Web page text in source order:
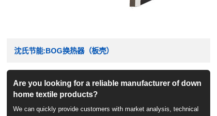
沈氏节能:BOG换热器（板壳）
Are you looking for a reliable manufacturer of down
home textile products?
We can quickly provide customers with market analysis, technical